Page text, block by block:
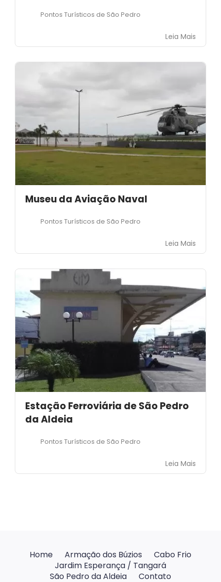
Pontos Turísticos de São Pedro
Leia Mais
Museu da Aviação Naval
Pontos Turísticos de São Pedro
Leia Mais
Estação Ferroviária de São Pedro
da Aldeia
Pontos Turísticos de São Pedro
Leia Mais
Home Armação dos Búzios
Cabo Frio
Jardim Esperança / Tangará
São Pedro da Aldeia
Contato